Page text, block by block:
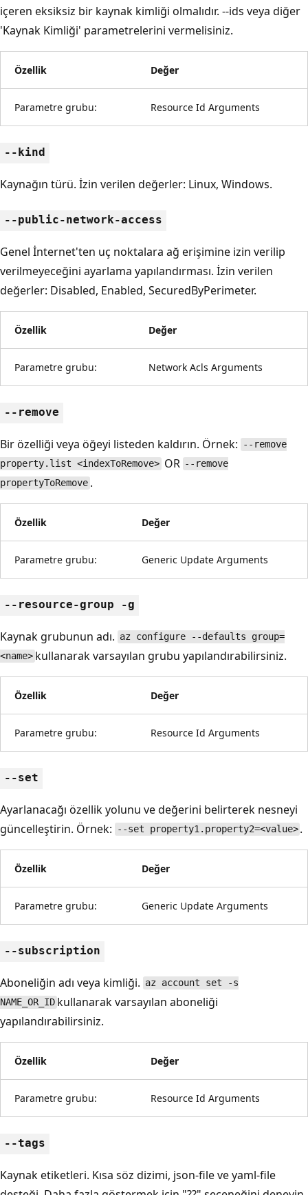
içeren eksiksiz bir kaynak kimliği olmalıdır. --ids veya diğer
'Kaynak Kimliği' parametrelerini vermelisiniz.
Özellik Değer
Parametre grubu: Resource Id Arguments
--kind
Kaynağın türü. İzin verilen değerler: Linux, Windows.
--public-network-access
Genel İnternet'ten uç noktalara ağ erişimine izin verilip
verilmeyeceğini ayarlama yapılandırması. İzin verilen
değerler: Disabled, Enabled, SecuredByPerimeter.
Özellik Değer
Parametre grubu: Network Acls Arguments
--remove
Bir özelliği veya öğeyi listeden kaldırın. Örnek:
--remove
property.list <indexToRemove> OR --remove
propertyToRemove .
Özellik Değer
Parametre grubu: Generic Update Arguments
--resource-group -g
Kaynak grubunun adı. az configure --defaults group=
<name> kullanarak varsayılan grubu yapılandırabilirsiniz.
Özellik Değer
Parametre grubu: Resource Id Arguments
--set
Ayarlanacağı özellik yolunu ve değerini belirterek nesneyi
güncelleştirin. Örnek:
--set property1.property2=<value> .
Özellik Değer
Parametre grubu: Generic Update Arguments
--subscription
Aboneliğin adı veya kimliği. az account set -s
NAME_OR_ID kullanarak varsayılan aboneliği
yapılandırabilirsiniz.
Özellik Değer
Parametre grubu: Resource Id Arguments
--tags
Kaynak etiketleri. Kısa söz dizimi, json-file ve yaml-file